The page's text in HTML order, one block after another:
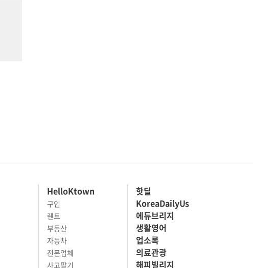
HelloKtown
구인
렌트
부동산
자동차
핫딜
KoreaDailyUs
에듀브리지
생활영어
업소록